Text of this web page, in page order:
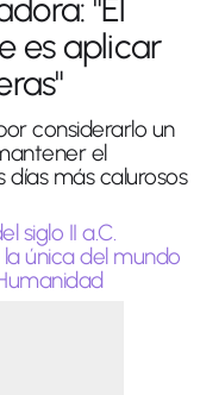
"El
es aplicar
considerarlo un
el
días más calurosos
siglo II a.C.
única del mundo